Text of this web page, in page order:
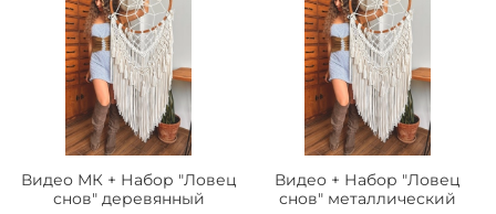
Видео МК + Набор "Ловец
снов" деревянный
Видео + Набор "Ловец
снов" металлический